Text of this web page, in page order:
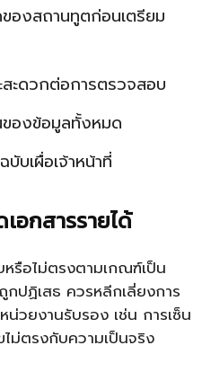
องสถานทูตก่อนเตรียม
สะดวกต่อการตรวจสอบ
องข้อมูลทั้งหมด
บับเผื่อเจ้าหน้าที่
อกสารรายได้
หรือไม่ตรงตามเกณฑ์เป็น
กปฏิเสธ ควรหลีกเลี่ยงการ
น่วยงานรับรอง เช่น การเซ็น
ม่ตรงกับความเป็นจริง